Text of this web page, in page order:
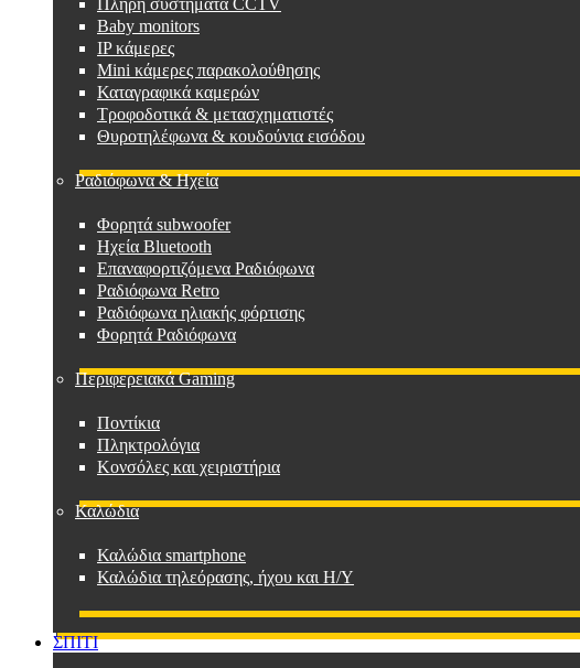
Πλήρη συστήματα CCTV
Baby monitors
IP κάμερες
Mini κάμερες παρακολούθησης
Καταγραφικά καμερών
Τροφοδοτικά & μετασχηματιστές
Θυροτηλέφωνα & κουδούνια εισόδου
Ραδιόφωνα & Ηχεία
Φορητά subwoofer
Ηχεία Bluetooth
Επαναφορτιζόμενα Ραδιόφωνα
Ραδιόφωνα Retro
Ραδιόφωνα ηλιακής φόρτισης
Φορητά Ραδιόφωνα
Περιφερειακά Gaming
Ποντίκια
Πληκτρολόγια
Κονσόλες και χειριστήρια
Καλώδια
Καλώδια smartphone
Καλώδια τηλεόρασης, ήχου και Η/Υ
ΣΠΙΤΙ